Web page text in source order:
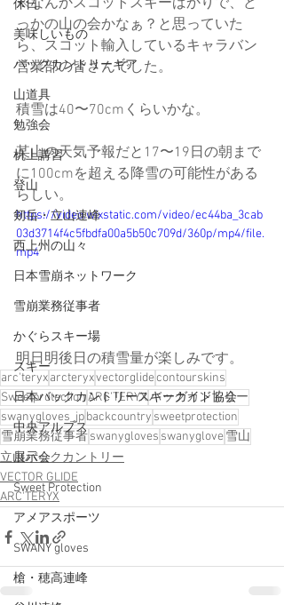
休日
美味しいもの
バックカントリーギア
山道具
勉強会
机上講習
登山
剱岳・立山連峰
西上州の山々
日本雪崩ネットワーク
雪崩業務従事者
かぐらスキー場
スキー
日本バックカントリースキーガイド協会
中央アルプス
展示会
Sweet Protection
アメアスポーツ
SWANY gloves
槍・穂高連峰
※なんかスコットスキーばかりで、ど
っかの山の会かなぁ？と思っていた
ら、スコット輸入しているキャラバン
営業部の皆さんでした。
積雪は40〜70cmくらいかな。
某山の天気予報だと17〜19日の朝まで
に100cmを超える降雪の可能性がある
らしい。
https://video.wixstatic.com/video/ec44ba_3cab
03d3714f4c5fbdfa00a5b50c709d/360p/mp4/file.
mp4
明日明後日の積雪量が楽しみです。
arc'teryxarcteryxvectorglidecontourskins
SweetprotectionARC’TERYXバックカントリー
swanygloves_jpbackcountry sweetprotection
雪崩業務従事者swanygloves swanyglove雪山
立山バックカントリー
VECTOR GLIDE
ARC'TERYX